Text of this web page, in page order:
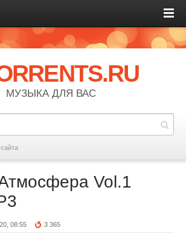
МУЗЫКА ДЛЯ ВАС
Vol.1
08:55 3 365